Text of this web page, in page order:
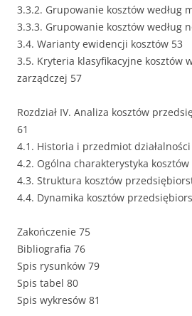
3.3.2. Grupowanie kosztów według
3.3.3. Grupowanie kosztów według
3.4. Warianty ewidencji kosztów 53
3.5. Kryteria klasyfikacyjne kosztów
zarządczej 57
Rozdział IV. Analiza kosztów
61
4.1. Historia i przedmiot działalności
4.2. Ogólna charakterystyka
4.3. Struktura kosztów
4.4. Dynamika kosztów
Zakończenie 75
Bibliografia 76
Spis rysunków 79
Spis tabel 80
Spis wykresów 81